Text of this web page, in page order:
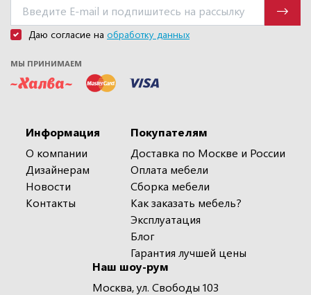
Даю согласие на обработку данных
МЫ ПРИНИМАЕМ
Информация
О компании
Дизайнерам
Новости
Контакты
Покупателям
Доставка по Москве и России
Оплата мебели
Сборка мебели
Как заказать мебель?
Эксплуатация
Блог
Гарантия лучшей цены
Наш шоу-рум
Москва, ул. Свободы 103